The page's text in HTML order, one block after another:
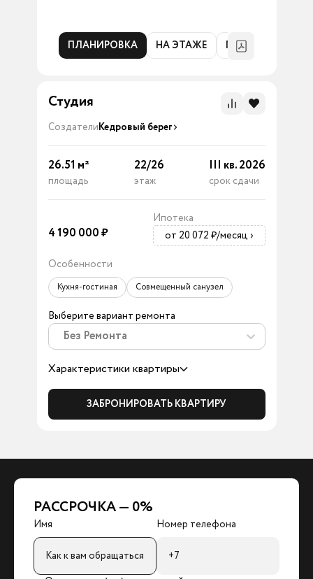
ПЛАНИРОВКА НА ЭТАЖЕ ГЕНПЛАН
Студия
СоздателиКедровый берег
26.51 м²
площадь
22/26
этаж
III кв. 2026
срок сдачи
4 190 000₽
Ипотека
от 20 072 ₽/месяц ›
Особенности
Кухня-гостиная Совмещенный санузел
Выберите вариант ремонта
Без Ремонта
Характеристики квартиры
ЗАБРОНИРОВАТЬ КВАРТИРУ
РАССРОЧКА — 0%
Имя Номер телефона